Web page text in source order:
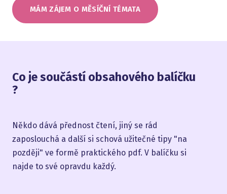
MÁM ZÁJEM O MĚSÍČNÍ TÉMATA
Co je součástí obsahového balíčku
?
Někdo dává přednost čtení, jiný se rád
zaposlouchá a další si schová užitečné tipy "na
později" ve formě praktického pdf. V balíčku si
najde to své opravdu každý.